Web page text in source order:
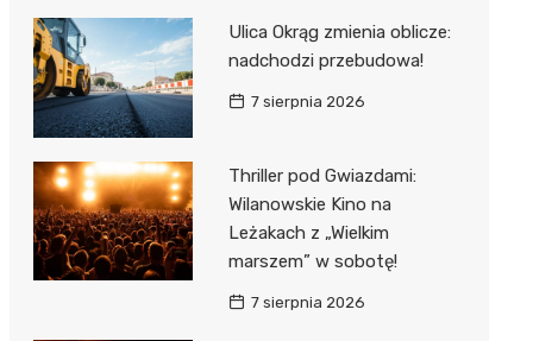
Ulica Okrąg zmienia oblicze:
nadchodzi przebudowa!
7 sierpnia 2026
Thriller pod Gwiazdami:
Wilanowskie Kino na
Leżakach z „Wielkim
marszem” w sobotę!
7 sierpnia 2026